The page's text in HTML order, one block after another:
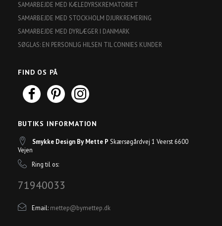
SAMARBEJDE MED KÆLEDYRSKREMATORIET
SAMARBEJDE MED STOCKHOLM DJURKREMERING
SAMARBEJDE MED DYRLÆGER I DANMARK
SØGLAS: EN PERSONLIG HILSEN TIL CONNIES KUNDER
FIND OS PÅ
BUTIKS INFORMATION
Smykke Design By Mette P Skærsøgårdvej 1 Veerst 6600
Vejen
Ring til os:
71940033
Email: mettep@bymettep.dk